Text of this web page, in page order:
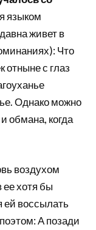
языком
живет в
Что
отныне с глаз
Однако можно
обмана, когда
воздухом
ее хотя бы
ей воссылать
А позади